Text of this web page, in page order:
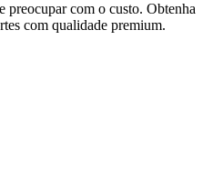
preocupar com o custo. Obtenha
com qualidade premium.